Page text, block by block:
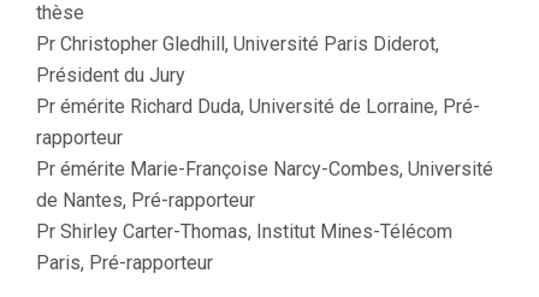
thèse
Pr Christopher Gledhill, Université Paris Diderot,
Président du Jury
Pr émérite Richard Duda, Université de Lorraine, Pré-
rapporteur
Pr émérite Marie-Françoise Narcy-Combes, Université
de Nantes, Pré-rapporteur
Pr Shirley Carter-Thomas, Institut Mines-Télécom
Paris, Pré-rapporteur